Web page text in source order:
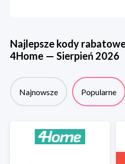
Najlepsze kody
4Home — Sierpień 2026
Najnowsze Popularne